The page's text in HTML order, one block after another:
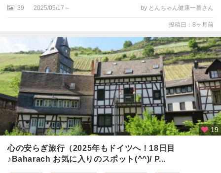
カ
ー
エ
ガ
ル
ミ
シ
・
パ
39 2025/05/17～ by とんちゃん健康一番さん
投稿日：8ヶ月前
19
心の安らぎ旅行（2025年もドイツへ！18日目
♪Baharach お気に入りのスポット(^^)/ P...